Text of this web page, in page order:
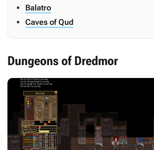
Balatro
Caves of Qud
Dungeons of Dredmor